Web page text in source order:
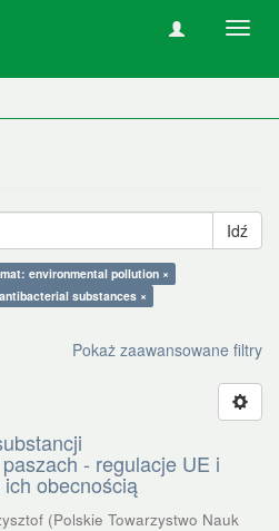
Idź
environmental pollution ×
substances ×
Pokaż zaawansowane filtry
- regulacje UE i
obecnością
(Polskie Towarzystwo Nauk